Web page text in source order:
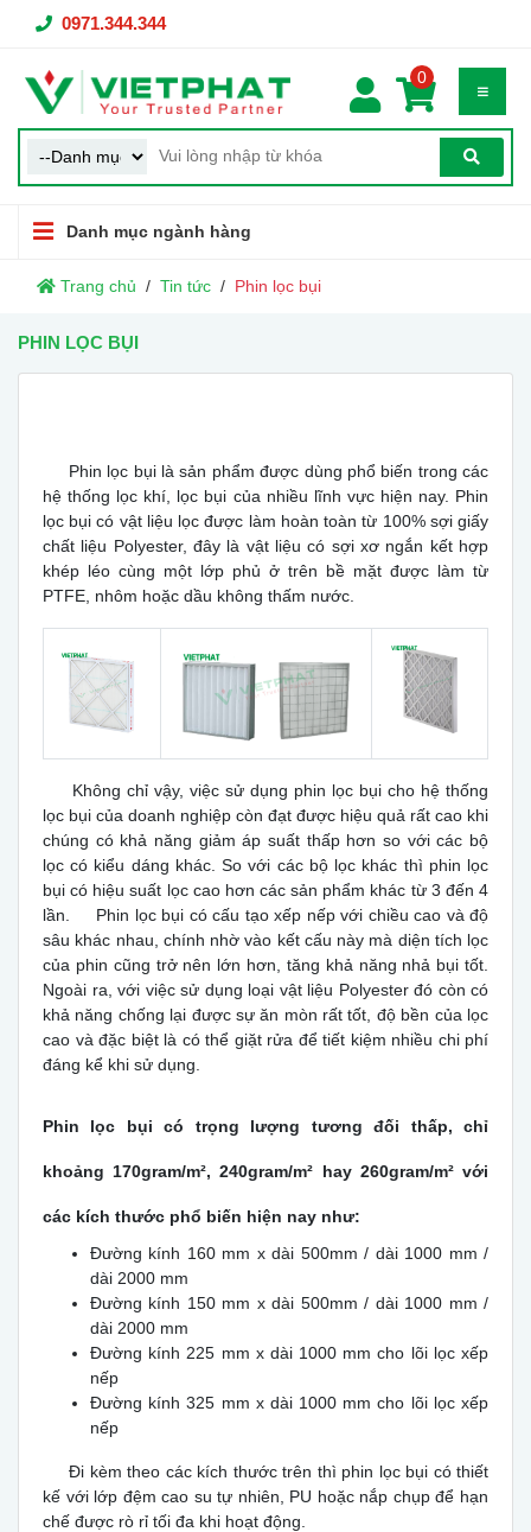
0971.344.344
0
Danh mục ngành hàng
Trang chủ Tin tức Phin lọc bụi
PHIN LỌC BỤI
Phin lọc bụi là sản phẩm được dùng phổ biến trong các
hệ thống lọc khí, lọc bụi của nhiều lĩnh vực hiện nay. Phin
lọc bụi có vật liệu lọc được làm hoàn toàn từ 100% sợi giấy
chất liệu Polyester, đây là vật liệu có sợi xơ ngắn kết hợp
khép léo cùng một lớp phủ ở trên bề mặt được làm từ
PTFE, nhôm hoặc dầu không thấm nước.
Không chỉ vậy, việc sử dụng phin lọc bụi cho hệ thống
lọc bụi của doanh nghiệp còn đạt được hiệu quả rất cao khi
chúng có khả năng giảm áp suất thấp hơn so với các bộ
lọc có kiểu dáng khác. So với các bộ lọc khác thì phin lọc
bụi có hiệu suất lọc cao hơn các sản phẩm khác từ 3 đến 4
lần. Phin lọc bụi có cấu tạo xếp nếp với chiều cao và độ
sâu khác nhau, chính nhờ vào kết cấu này mà diện tích lọc
của phin cũng trở nên lớn hơn, tăng khả năng nhả bụi tốt.
Ngoài ra, với việc sử dụng loại vật liệu Polyester đó còn có
khả năng chống lại được sự ăn mòn rất tốt, độ bền của lọc
cao và đặc biệt là có thể giặt rửa để tiết kiệm nhiều chi phí
đáng kể khi sử dụng.
Phin lọc bụi có trọng lượng tương đối thấp, chỉ
khoảng 170gram/m², 240gram/m² hay 260gram/m² với
các kích thước phổ biến hiện nay như:
Đường kính 160 mm x dài 500mm / dài 1000 mm /
dài 2000 mm
Đường kính 150 mm x dài 500mm / dài 1000 mm /
dài 2000 mm
Đường kính 225 mm x dài 1000 mm cho lõi lọc xếp
nếp
Đường kính 325 mm x dài 1000 mm cho lõi lọc xếp
nếp
Đi kèm theo các kích thước trên thì phin lọc bụi có thiết
kế với lớp đệm cao su tự nhiên, PU hoặc nắp chụp để hạn
chế được rò rỉ tối đa khi hoạt động.